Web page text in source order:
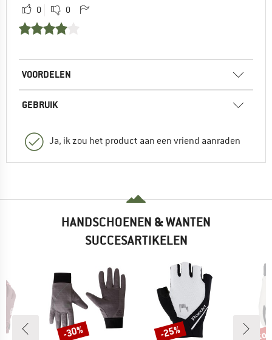
0 0
VOORDELEN
GEBRUIK
Ja, ik zou het product aan een vriend aanraden
HANDSCHOENEN & WANTEN
SUCCESARTIKELEN
Korting
-30% Korting
-25%